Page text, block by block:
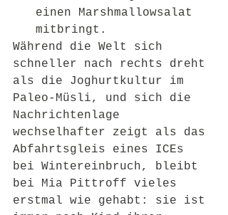
einen Marshmallowsalat
mitbringt.
Während die Welt sich
schneller nach rechts dreht
als die Joghurtkultur im
Paleo-Müsli, und sich die
Nachrichtenlage
wechselhafter zeigt als das
Abfahrtsgleis eines ICEs
bei Wintereinbruch, bleibt
bei Mia Pittroff vieles
erstmal wie gehabt: sie ist